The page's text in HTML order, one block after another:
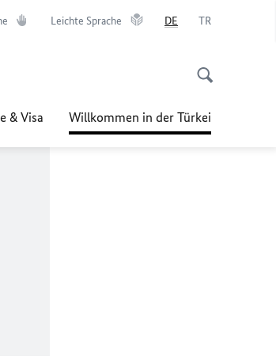
Leichte Sprache DE TR
& Visa Willkommen in der Türkei